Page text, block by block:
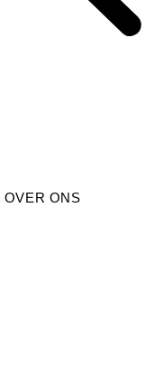
OVER ONS